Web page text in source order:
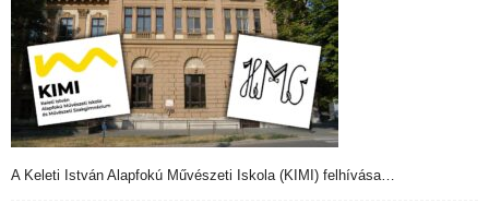
A Keleti István Alapfokú Művészeti Iskola (KIMI) felhívása…